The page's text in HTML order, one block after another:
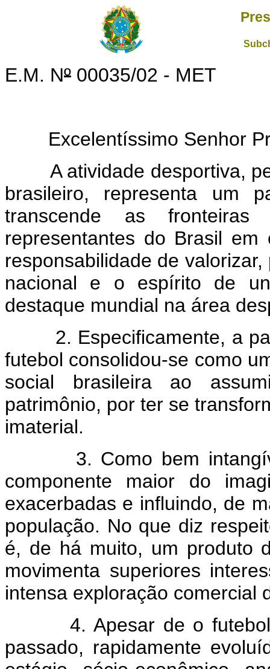
E.M. Nº 00035/02 - MET
Excelentíssimo Senhor
A atividade desportiva,
brasileiro, representa um
transcende as
representantes do Brasil em
responsabilidade de
nacional e o espírito de
destaque mundial na área
2. Especificamente, a
futebol consolidou-se como
social brasileira ao
patrimônio, por ter se
imaterial.
3. Como bem
componente maior do
exacerbadas e influindo, de
população. No que diz
é, de há muito, um produto
movimenta superiores
intensa exploração comercial
4. Apesar de o futebol
passado, rapidamente